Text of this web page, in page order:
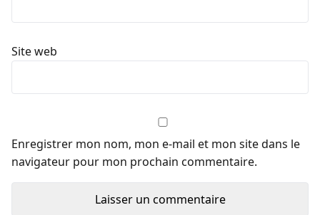
Site web
Enregistrer mon nom, mon e-mail et mon site dans le
navigateur pour mon prochain commentaire.